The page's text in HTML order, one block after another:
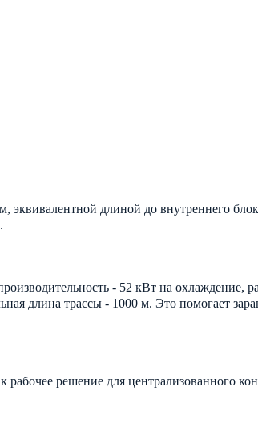
эквивалентной длиной до внутреннего
- 52 кВт на охлаждение,
длина трассы - 1000 м. Это помогает
рабочее решение для централизованного